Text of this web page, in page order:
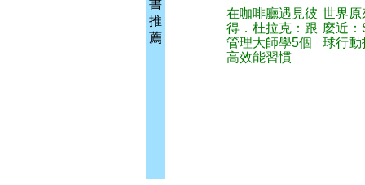
書
推
薦
在咖啡廳遇見彼
得．杜拉克：跟
管理大師學5個
高效能習慣
世界原
麼近
球行動